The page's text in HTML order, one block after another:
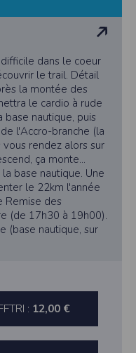
dans le coeur
le trail. Détail
la montée des
le cardio à rude
nautique, puis
l'Accro-branche (la
rendez alors sur
ça monte...
base nautique. Une
le 22km l'année
Remise des
(de 17h30 à 19h00).
(base nautique, sur
: 12,00 €